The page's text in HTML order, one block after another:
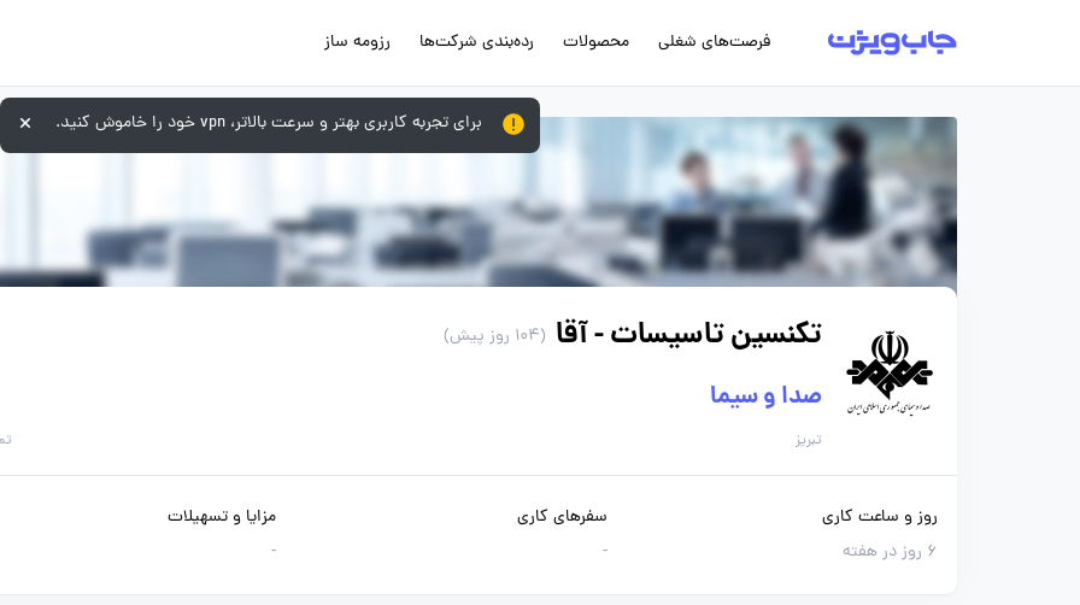
فرصت‌های شغلی محصولات رده‌بندی شرکت‌ها رزومه ساز
تکنسین تاسیسات - آقا (104 روز پیش)
صدا و سیما
تبریز
روز و ساعت کاری
6 روز در هفته
سفرهای کاری
-
مزایا و تسهیلات
-
برای تجربه کاربری بهتر و سرعت بالاتر، vpn خود را خاموش کنید.